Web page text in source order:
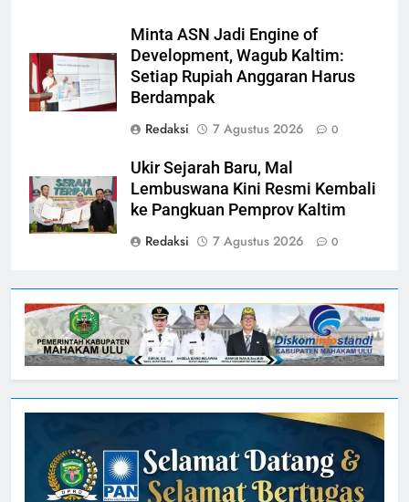
Minta ASN Jadi Engine of
Development, Wagub Kaltim:
Setiap Rupiah Anggaran Harus
Berdampak
Redaksi
7 Agustus 2026 0
Ukir Sejarah Baru, Mal
Lembuswana Kini Resmi Kembali
ke Pangkuan Pemprov Kaltim
Redaksi
7 Agustus 2026 0